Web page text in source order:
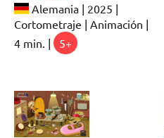
Alemania | 2025 |
Cortometraje | Animación |
4 min. |
5+